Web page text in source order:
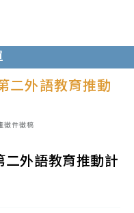
二外語教育推動
徵件徵稿
外語教育推動計